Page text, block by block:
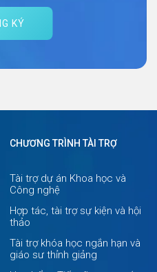
KÝ
CHƯƠNG TRÌNH TÀI TRỢ
Tài trợ dự án Khoa học và
Công nghệ
Hợp tác, tài trợ sự kiện và hội
thảo
Tài trợ khóa học ngắn hạn và
giáo sư thỉnh giảng